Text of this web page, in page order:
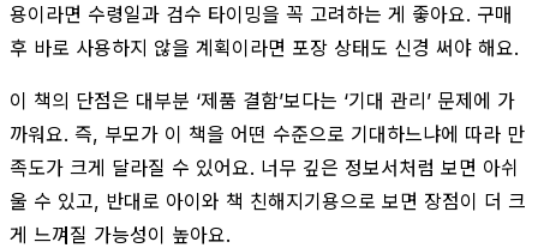
용이라면 수령일과 검수 타이밍을 꼭 고려하는 게 좋아요. 구매
후 바로 사용하지 않을 계획이라면 포장 상태도 신경 써야 해요.
이 책의 단점은 대부분 ‘제품 결함’보다는 ‘기대 관리’ 문제에 가
까워요. 즉, 부모가 이 책을 어떤 수준으로 기대하느냐에 따라 만
족도가 크게 달라질 수 있어요. 너무 깊은 정보서처럼 보면 아쉬
울 수 있고, 반대로 아이와 책 친해지기용으로 보면 장점이 더 크
게 느껴질 가능성이 높아요.